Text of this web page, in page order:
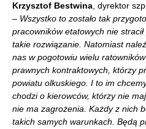
Krzysztof Bestwina, dyrektor
– Wszystko to zostało tak
pracowników etatowych nie
takie rozwiązanie. Natomiast
nas w pogotowiu wielu
prawnych kontraktowych, którzy
powiatu olkuskiego. I to im
chodzi o kierowców, którzy nie
nie ma zagrożenia. Każdy z nich
takich samych warunkach. Będą